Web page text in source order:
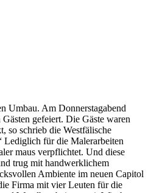
Umbau. Am Donnerstagabend
gefeiert. Die Gäste waren
so schrieb die Westfälische
Lediglich für die Malerarbeiten
maus verpflichtet. Und diese
trug mit handwerklichem
Ambiente im neuen Capitol
Firma mit vier Leuten für die